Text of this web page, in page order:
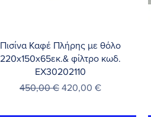
Γρήγορη προβολή
Πισίνα Καφέ Πλήρης με θόλο
220x150x65εκ.& φίλτρο κωδ.
EX30202110
Κανονική τιμή
450,00 € Τιμή Έκπτωσης
420,00 €